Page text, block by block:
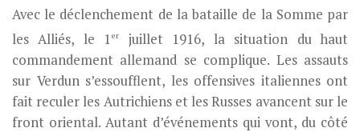
Avec le déclenchement de la bataille de la Somme par
les Alliés, le 1 er
juillet 1916, la situation du haut
commandement allemand se complique. Les assauts
sur Verdun s’essoufflent, les offensives italiennes ont
fait reculer les Autrichiens et les Russes avancent sur le
front oriental. Autant d’événements qui vont, du côté